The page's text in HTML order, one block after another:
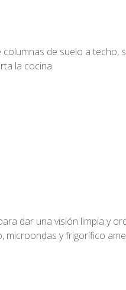
de suelo a techo,
la cocina.
dar una visión limpia y
y frigorífico